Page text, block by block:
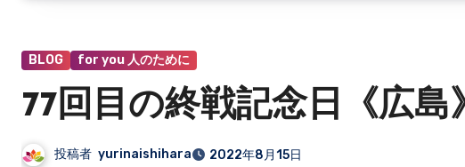
BLOG for you 人のために
77回目の終戦記念日《広島
投稿者 yurinaishihara 2022年8月15日